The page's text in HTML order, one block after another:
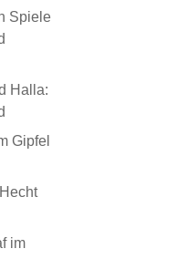
Spiele
Halla:
Gipfel
im